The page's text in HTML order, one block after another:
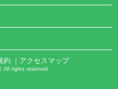
約 ｜アクセスマップ
All rights reserved.